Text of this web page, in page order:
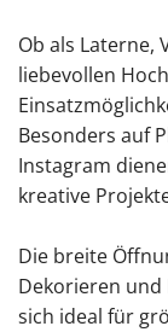
Ob als Laterne,
liebevollen
Besonders auf
Instagram
kreative
Die breite
Dekorieren und
sich ideal für